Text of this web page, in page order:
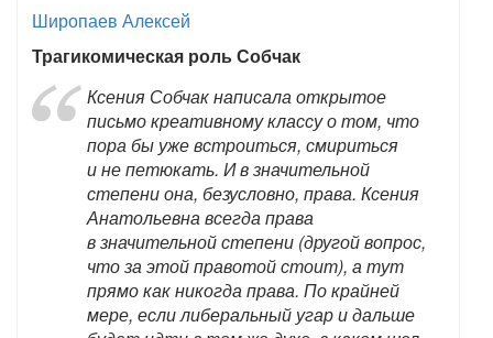
Широпаев Алексей
Трагикомическая роль Собчак
Ксения Собчак написала открытое
письмо креативному классу о том, что
пора бы уже встроиться, смириться
и не петюкать. И в значительной
степени она, безусловно, права. Ксения
Анатольевна всегда права
в значительной степени (другой вопрос,
что за этой правотой стоит), а тут
прямо как никогда права. По крайней
мере, если либеральный угар и дальше